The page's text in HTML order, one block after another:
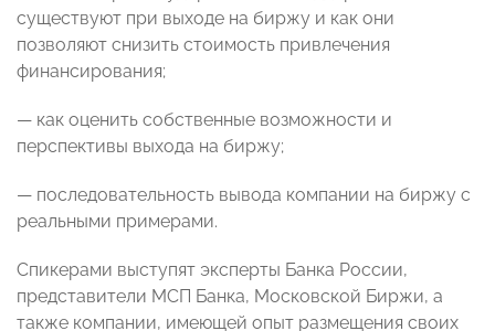
‌существуют‌ ‌при‌ ‌выходе‌ ‌на‌ ‌биржу‌ ‌и‌ ‌как‌ ‌они‌
‌позволяют‌ ‌снизить‌ ‌стоимость‌ ‌привлечения‌
‌финансирования; ‌ ‌
—‌ ‌как‌ ‌оценить‌ ‌собственные‌ ‌возможности‌ ‌и‌
‌перспективы‌ ‌выхода‌ ‌на‌ ‌биржу; ‌ ‌
—‌ ‌последовательность‌ ‌вывода‌ ‌компании‌ ‌на‌ ‌биржу с
реальными примерами.
Спикерами выступят эксперты Банка России,
представители МСП Банка, Московской Биржи, а
также компании, имеющей опыт размещения своих